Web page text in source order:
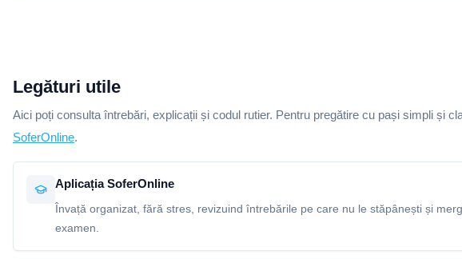
Legături utile
Aici poți consulta întrebări, explicații și codul rutier. Pentru pregătire cu pași simpli și
SoferOnline.
Aplicația SoferOnline
Învață organizat, fără stres, revizuind întrebările pe care nu le stăpânești și
examen.